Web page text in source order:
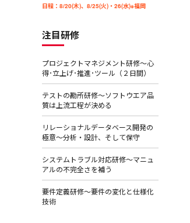
日程：8/20(木)、8/25(火)・26(水)※福岡
注目研修
プロジェクトマネジメント研修～心
得･立上げ･推進･ツール（２日間）
テストの勘所研修～ソフトウエア品
質は上流工程が決める
リレーショナルデータベース開発の
極意～分析・設計、そして保守
システムトラブル対応研修～マニュ
アルの不完全さを補う
要件定義研修～要件の変化と仕様化
技術